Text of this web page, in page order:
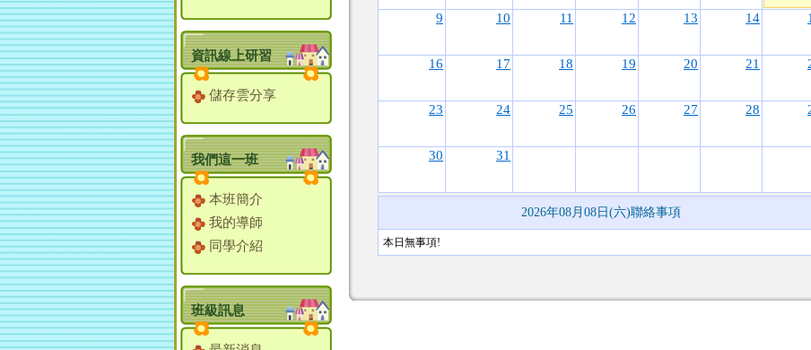
資訊線上研習
儲存雲分享
我們這一班
本班簡介
我的導師
同學介紹
班級訊息
9 10 11 12 13 14
16 17 18 19 20 21
23 24 25 26 27 28
30 31
2026年08月08日(六)聯絡事項
本日無事項!